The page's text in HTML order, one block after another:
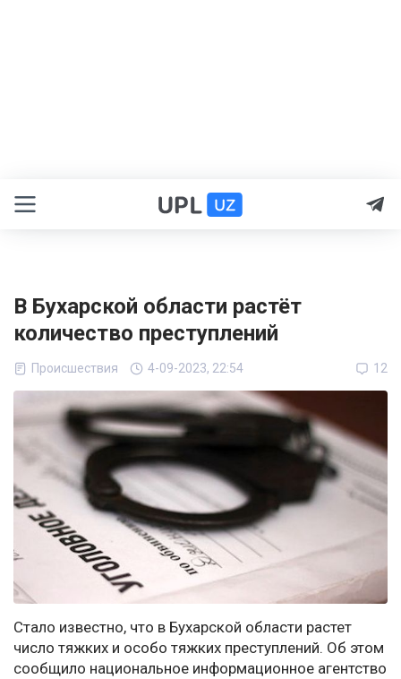
В Бухарской области растёт
количество преступлений
Происшествия 4-09-2023, 22:54 12
Стало известно, что в Бухарской области растет
число тяжких и особо тяжких преступлений. Об этом
сообщило национальное информационное агентство